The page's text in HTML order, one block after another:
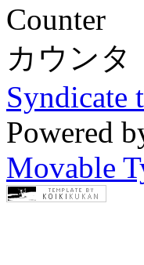
Counter
カウンタ
Syndicate
Powered
Movable